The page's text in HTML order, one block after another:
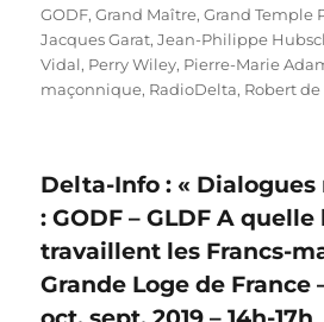
GODF,Grand Maître,Grand Temple
Jacques Garat,Jean-Philippe
Vidal, Perry Wiley, Pierre-Marie
maçonnique, RadioDelta, Robert de
Delta-Info : «
: GODF – GLDF A
travaillent les Francs-
Grande Loge de France